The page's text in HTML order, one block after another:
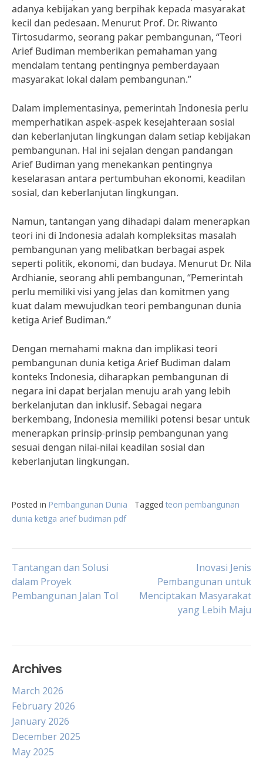
adanya kebijakan yang berpihak kepada masyarakat
kecil dan pedesaan. Menurut Prof. Dr. Riwanto
Tirtosudarmo, seorang pakar pembangunan, “Teori
Arief Budiman memberikan pemahaman yang
mendalam tentang pentingnya pemberdayaan
masyarakat lokal dalam pembangunan.”
Dalam implementasinya, pemerintah Indonesia perlu
memperhatikan aspek-aspek kesejahteraan sosial
dan keberlanjutan lingkungan dalam setiap kebijakan
pembangunan. Hal ini sejalan dengan pandangan
Arief Budiman yang menekankan pentingnya
keselarasan antara pertumbuhan ekonomi, keadilan
sosial, dan keberlanjutan lingkungan.
Namun, tantangan yang dihadapi dalam menerapkan
teori ini di Indonesia adalah kompleksitas masalah
pembangunan yang melibatkan berbagai aspek
seperti politik, ekonomi, dan budaya. Menurut Dr. Nila
Ardhianie, seorang ahli pembangunan, “Pemerintah
perlu memiliki visi yang jelas dan komitmen yang
kuat dalam mewujudkan teori pembangunan dunia
ketiga Arief Budiman.”
Dengan memahami makna dan implikasi teori
pembangunan dunia ketiga Arief Budiman dalam
konteks Indonesia, diharapkan pembangunan di
negara ini dapat berjalan menuju arah yang lebih
berkelanjutan dan inklusif. Sebagai negara
berkembang, Indonesia memiliki potensi besar untuk
menerapkan prinsip-prinsip pembangunan yang
sesuai dengan nilai-nilai keadilan sosial dan
keberlanjutan lingkungan.
Posted in Pembangunan Dunia Tagged teori pembangunan
dunia ketiga arief budiman pdf
Post
navigation
Tantangan dan Solusi
dalam Proyek
Pembangunan Jalan Tol
Inovasi Jenis
Pembangunan untuk
Menciptakan Masyarakat
yang Lebih Maju
Archives
March 2026
February 2026
January 2026
December 2025
May 2025